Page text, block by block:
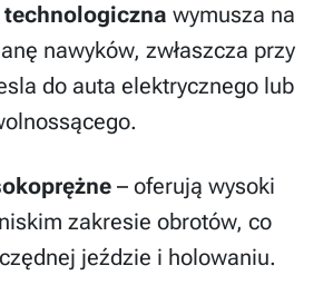
wymusza na
nawyków, zwłaszcza przy
do auta elektrycznego lub
– oferują wysoki
zakresie obrotów, co
jeździe i holowaniu.